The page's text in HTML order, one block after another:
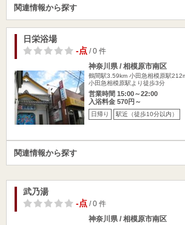
関連情報から探す
日栄浴場
-点/ 0 件
神奈川県 / 相模原市南区
鶴間駅3.59km 小田急相模原駅
小田急相模原駅より徒歩3分
営業時間 15:00～22:00
入浴料金 570円～
日帰り 駅近（徒歩10分以内）
関連情報から探す
武乃湯
-点/ 0 件
神奈川県 / 相模原市南区